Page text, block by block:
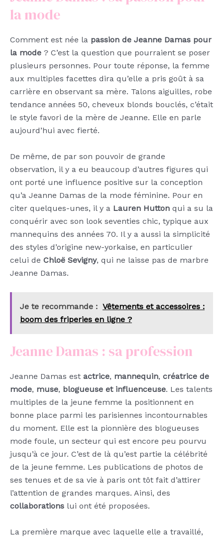
la mode
Comment est née la passion de Jeanne Damas pour
la mode ? C’est la question que pourraient se poser
plusieurs personnes. Pour toute réponse, la femme
aux multiples facettes dira qu’elle a pris goût à sa
carrière en observant sa mère. Talons aiguilles, robe
tendance années 50, cheveux blonds bouclés, c’était
le style favori de la mère de Jeanne. Elle en parle
aujourd’hui avec fierté.
De même, de par son pouvoir de grande
observation, il y a eu beaucoup d’autres figures qui
ont porté une influence positive sur la conception
qu’a Jeanne Damas de la mode féminine. Pour en
citer quelques-unes, il y a Lauren Hutton qui a su la
conquérir avec son look seventies chic, typique aux
mannequins des années 70. Il y a aussi la simplicité
des styles d’origine new-yorkaise, en particulier
celui de Chloë Sevigny, qui ne laisse pas de marbre
Jeanne Damas.
Je te recommande : Vêtements et accessoires :
boom des friperies en ligne ?
Jeanne Damas : sa profession
Jeanne Damas est actrice, mannequin, créatrice de
mode, muse, blogueuse et influenceuse. Les talents
multiples de la jeune femme la positionnent en
bonne place parmi les parisiennes incontournables
du moment. Elle est la pionnière des blogueuses
mode foule, un secteur qui est encore peu pourvu
jusqu’à ce jour. C’est de là qu’est partie la célébrité
de la jeune femme. Les publications de photos de
ses tenues et de sa vie à paris ont tôt fait d’attirer
l’attention de grandes marques. Ainsi, des
collaborations lui ont été proposées.
La première marque avec laquelle elle a travaillé,